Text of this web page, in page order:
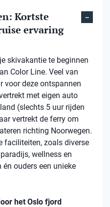
Kortste
ervaring
skivakantie te beginnen
Color Line. Veel van
voor deze ontspannen
met eigen auto
(slechts 5 uur rijden
vertrekt de ferry om
richting Noorwegen.
faciliteiten, zoals diverse
wellness en
ouders een unieke
het Oslo fjord